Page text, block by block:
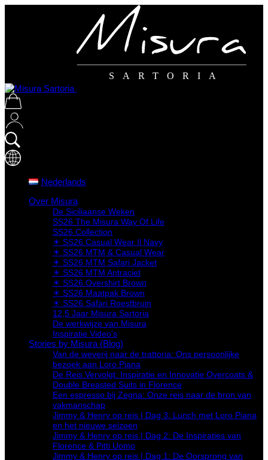
SARTORIA
Nederlands
Over Misura
De Siciliaanse Weken
SS26 The Misura Way Of Life
SS26 Collection
☀ SS26 Casual Wear Il Navy
☀ SS26 MTM & Casual Wear
☀ SS26 MTM Safari Jacket
☀ SS26 MTM Antraciet
☀ SS26 Overshirt Brown
☀ SS26 Maatpak Brown
☀ SS26 Safari Roestbruin
12,5 Jaar Misura Sartoria
De werkwijze van Misura
Inspiratie Video’s
Stories by Misura (Blog)
Van de weverij naar de trattoria: Ons persoonlijke
bezoek aan Loro Piana
De Reis Vervolgt: Inspiratie en Innovatie Overcoats &
Double Breasted Suits in Florence
Een espresso bij Zegna: Onze reis naar de bron van
vakmanschap
Jimmy & Henry op reis | Dag 3: Lunch met Loro Piana
en het nieuwe seizoen
Jimmy & Henry op reis | Dag 2: De Inspiraties van
Florence & Pitti Uomo
Jimmy & Henry op reis | Dag 1: De Oorsprong van